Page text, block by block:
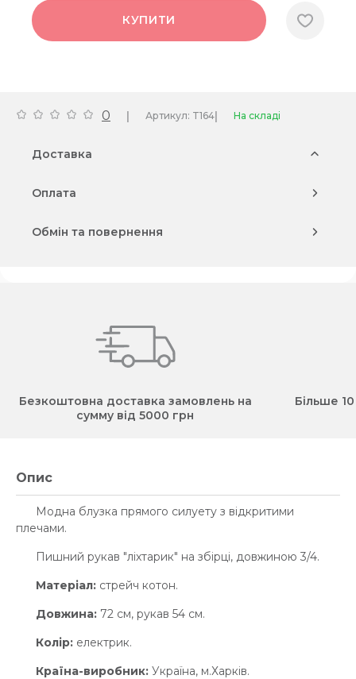
КУПИТИ
0 | Артикул: T164| На складі
Доставка
Оплата
Обмін та повернення
Безкоштовна доставка замовлень на
сумму від 5000 грн
Більше
Опис
Модна блузка прямого силуету з відкритими
плечами.
Пишний рукав "ліхтарик" на збірці, довжиною 3/4.
Матеріал: стрейч котон.
Довжина: 72 см, рукав 54 см.
Колір: електрик.
Країна-виробник: Україна, м.Харків.